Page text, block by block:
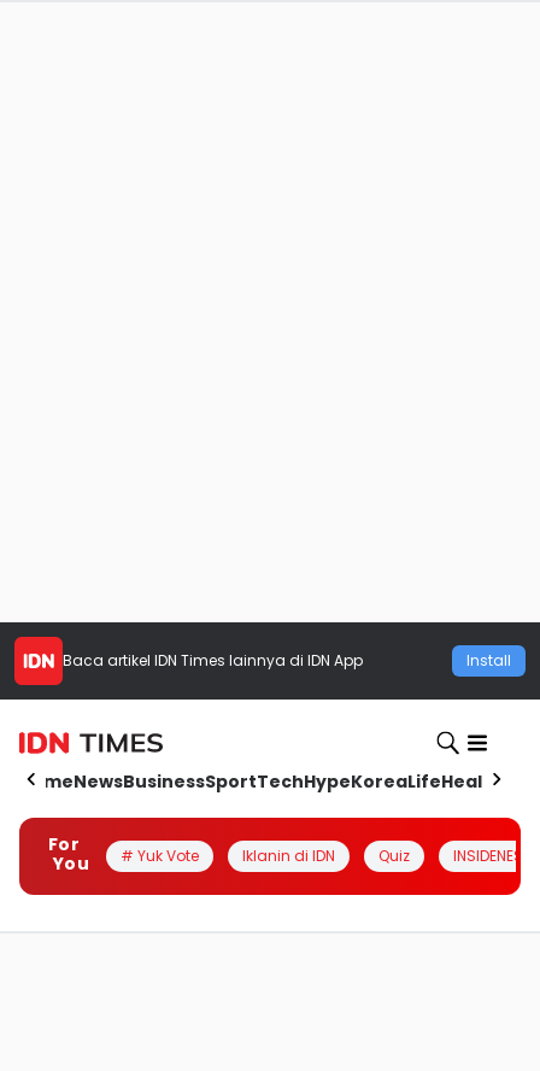
Baca artikel IDN Times lainnya di IDN App Install
HomeNewsBusinessSportTechHypeKoreaLifeHealth
For
You
# Yuk Vote Iklanin di IDN Quiz INSIDENESIA